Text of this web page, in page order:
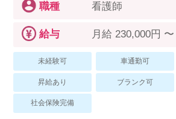
介護の資格取得について
その他のお問い合わせ
採用担当者様はこ
スマイルカのsmile
FAQ
職種 看護師
給与 月給 230,000円
未経験可 車通勤可
昇給あり ブランク可
社会保険完備